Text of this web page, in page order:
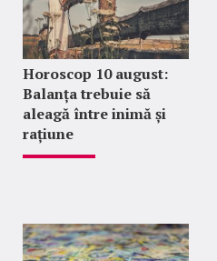
Horoscop 10 august:
Balanța trebuie să
aleagă între inimă și
rațiune